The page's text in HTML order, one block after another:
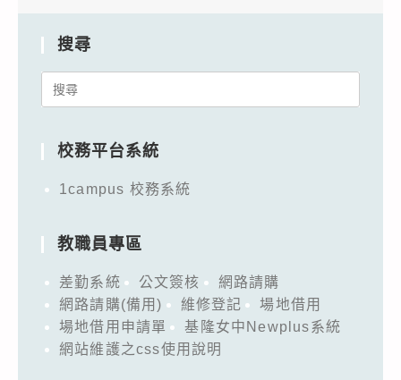
搜尋
Search
校務平台系統
1campus 校務系統
教職員專區
差勤系統 公文簽核
網路請購
網路請購(備用)
維修登記
場地借用
場地借用申請單
基隆女中Newplus系統
網站維護之css使用說明